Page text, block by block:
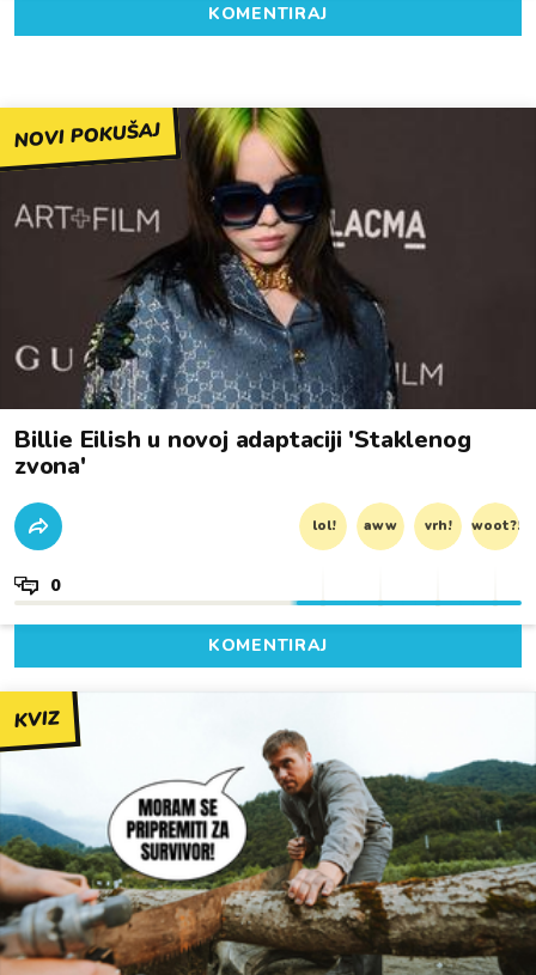
KOMENTIRAJ
NOVI POKUŠAJ
Billie Eilish u novoj adaptaciji 'Staklenog
zvona'
lol! aww vrh! woot?!
0
KOMENTIRAJ
KVIZ